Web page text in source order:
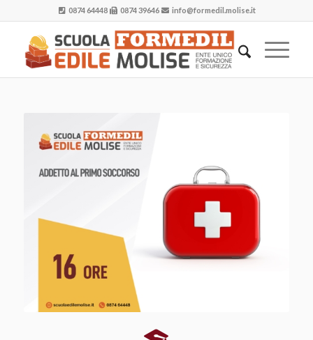
0874 64448 0874 39646 info@formedil.molise.it